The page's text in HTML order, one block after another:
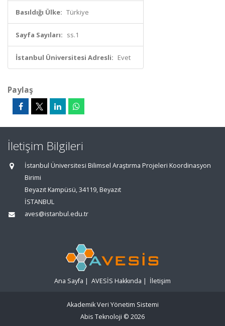
Basıldığı Ülke: Türkiye
Sayfa Sayıları: ss.1
İstanbul Üniversitesi Adresli: Evet
Paylaş
İletişim Bilgileri
İstanbul Üniversitesi Bilimsel Araştırma Projeleri Koordinasyon
Birimi
Beyazıt Kampüsü, 34119, Beyazıt
İSTANBUL
aves@istanbul.edu.tr
Ana Sayfa | AVESİS Hakkında | İletişim
Akademik Veri Yönetim Sistemi
Abis Teknoloji © 2026